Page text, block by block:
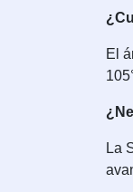
El
La